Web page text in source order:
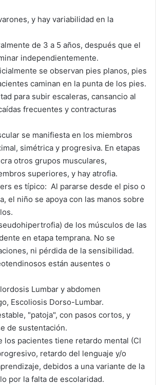
y hay variabilidad en la
de 3 a 5 años, después que el
independientemente.
se observan pies planos, pies
caminan en la punta de los pies.
para subir escaleras, cansancio al
frecuentes y contracturas
se manifiesta en los miembros
simétrica y progresiva. En etapas
otros grupos musculares,
superiores, y hay atrofia.
es típico: Al pararse desde el piso o
el niño se apoya con las manos sobre
de los músculos de las
en etapa temprana. No se
ni pérdida de la sensibilidad.
están ausentes o
Lumbar y abdomen
Escoliosis Dorso-Lumbar.
"patoja", con pasos cortos, y
de sustentación.
los pacientes tiene retardo mental (CI
retardo del lenguaje y/o
debidos a una variante de la
por la falta de escolaridad.